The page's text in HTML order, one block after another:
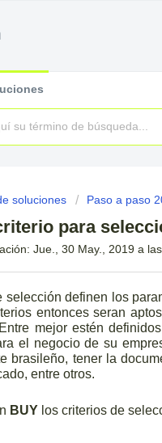
soluciones Paso a paso
para
Jue., 30 May., 2019 a las
selección definen los
entonces seran
mejor estén
el negocio de su
brasileño, tener la
entre otros.
BUY los criterios de